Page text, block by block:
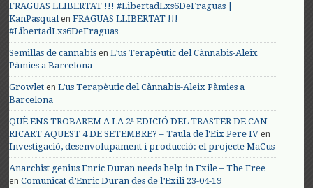
FRAGUAS LLIBERTAT !!! #LibertadLxs6DeFraguas |
KanPasqualenFRAGUAS LLIBERTAT !!!
#LibertadLxs6DeFraguas
Semillas de cannabis enL’us Terapèutic del Cànnabis-Aleix
Pàmies a Barcelona
Growlet enL’us Terapèutic del Cànnabis-Aleix Pàmies a
Barcelona
QUÈ ENS TROBAREM A LA 2ª EDICIÓ DEL TRASTER DE CAN
RICART AQUEST 4 DE SETEMBRE? – Taula de l'Eix Pere IV en
Investigació, desenvolupament i producció: el projecte MaCus
Anarchist genius Enric Duran needs help in Exile – The Free
enComunicat d’Enric Duran des de l’Exili 23-04-19